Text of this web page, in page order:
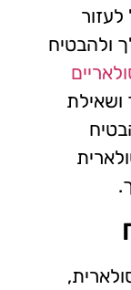
ולהבטיח
ושאילת